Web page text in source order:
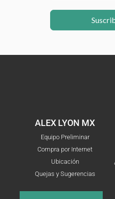
ALEX LYON MX
Equipo Preliminar
Compra por Internet
Ubicación
Quejas y Sugerencias